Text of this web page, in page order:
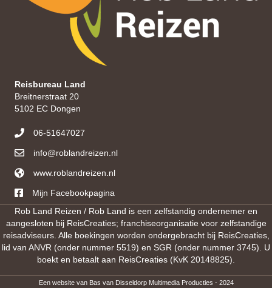
Reisbureau Land
Breitnerstraat 20
5102 EC Dongen
06-51647027
info@roblandreizen.nl
https://roblandreizen.nl/
www.roblandreizen.nl
Mijn Facebookpagina
Rob Land Reizen / Rob Land is een zelfstandig ondernemer en
aangesloten bij ReisCreaties; franchiseorganisatie voor zelfstandige
reisadviseurs. Alle boekingen worden ondergebracht bij ReisCreaties,
lid van ANVR (onder nummer 5519) en SGR (onder nummer 3745). U
boekt en betaalt aan ReisCreaties (KvK 20148825).
Een website van Bas van Disseldorp Multimedia Producties - 2024